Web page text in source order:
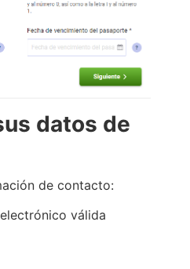
datos de
de contacto:
válida